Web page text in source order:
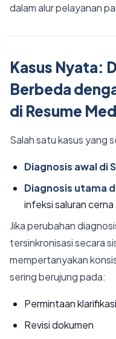
dalam alur pelayanan
Kasus Nyata:
Berbeda
di Resume
Salah satu kasus yang
Diagnosis awal di
Diagnosis utama
infeksi saluran cerna
Jika perubahan
tersinkronisasi secara
mempertanyakan
sering berujung pada:
Permintaan klarifikasi
Revisi dokumen